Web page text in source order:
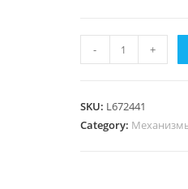
Розетка
45
5-
- +
SKU: L672441
Category: